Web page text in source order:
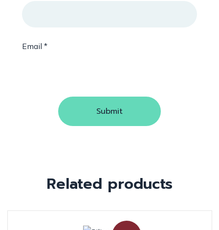
Email *
Related products